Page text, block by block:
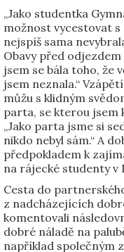
„Jako studentka
možnost vycestovat
nejspíš sama
Obavy před odjezdem
jsem se bála toho, že
jsem neznala.“
můžu s klidným
parta, se kterou jsem
„Jako parta jsme si
nikdo nebyl sám.“ A
předpokladem k
na rájecké studenty v
Cesta do
z nadcházejících
komentovali
dobré náladě na
například společným